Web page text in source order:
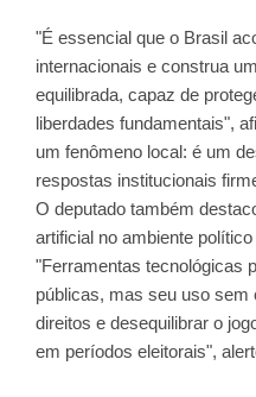
"É essencial que o Brasil
internacionais e construa
equilibrada, capaz de
liberdades fundamentais",
um fenômeno local: é um
respostas institucionais
O deputado também
artificial no ambiente
"Ferramentas tecnológicas
públicas, mas seu uso
direitos e desequilibrar o
em períodos eleitorais",